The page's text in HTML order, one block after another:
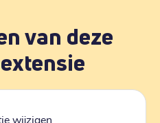
van deze
wijzigen